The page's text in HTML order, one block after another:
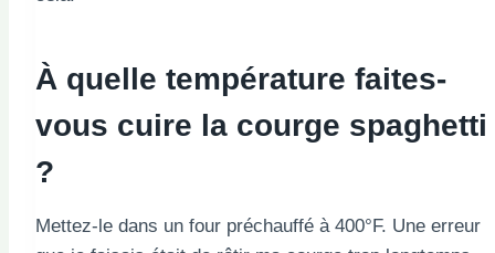
À quelle température faites-
vous cuire la courge spaghetti
?
Mettez-le dans un four préchauffé à 400°F. Une erreur